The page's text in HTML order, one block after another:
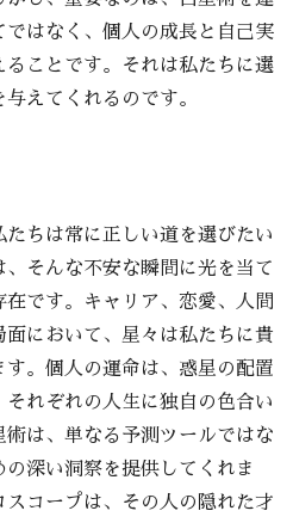
はなく、個人の成長と自己実
ことです。それは私たちに選
えてくれるのです。
ちは常に正しい道を選びたい
そんな不安な瞬間に光を当て
です。キャリア、恋愛、人間
面において、星々は私たちに貴
。個人の運命は、惑星の配置
れぞれの人生に独自の色合い
術は、単なる予測ツールではな
深い洞察を提供してくれま
コープは、その人の隠れた才